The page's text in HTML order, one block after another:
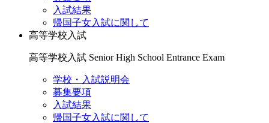
入試結果
帰国子女入試に関して
高等学校入試
高等学校入試 Senior High School Entrance Exam
学校・入試説明会
募集要項
入試結果
帰国子女入試に関して